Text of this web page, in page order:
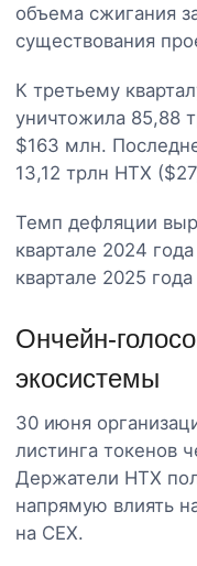
объема сжигания
существования
К третьему
уничтожила 85,88
$163 млн.
13,12 трлн HTX
Темп дефляции
квартале 2024
квартале 2025
Ончейн-
экосистемы
30 июня
листинга токенов
Держатели HTX
напрямую влиять
на CEX.